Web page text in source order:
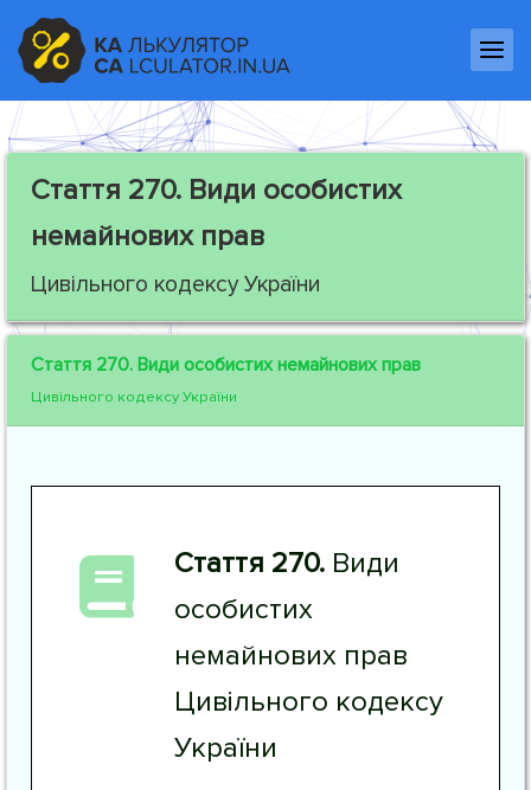
Стаття 270. Види особистих
немайнових прав
Цивільного кодексу України
Стаття 270. Види особистих немайнових прав
Цивільного кодексу України
Стаття 270. Види
особистих
немайнових прав
Цивільного кодексу
України